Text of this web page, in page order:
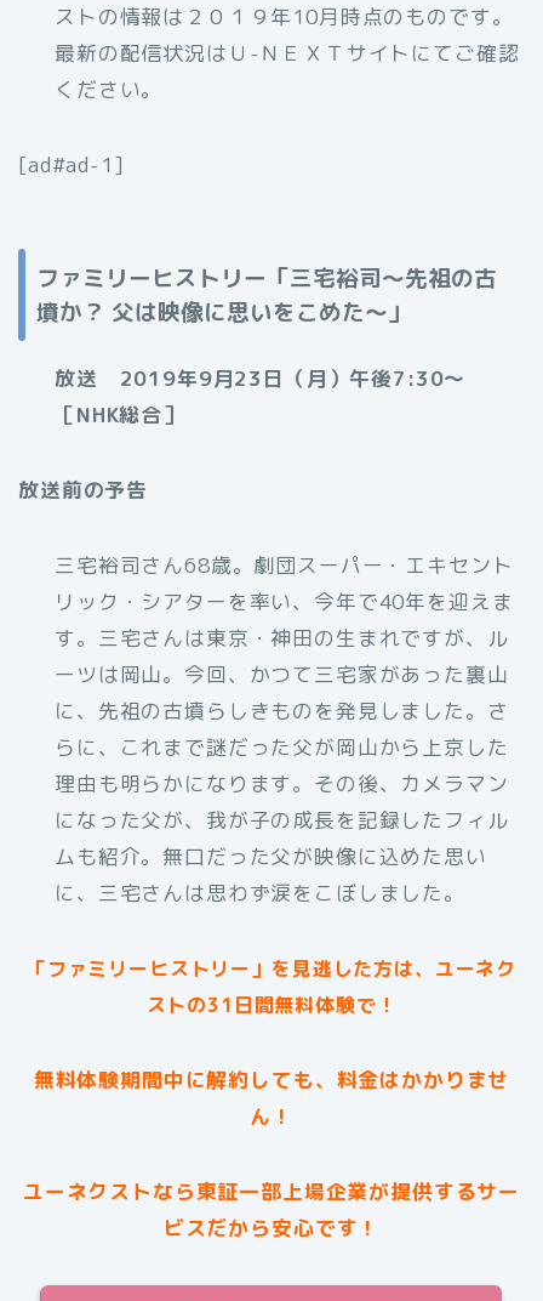
ストの情報は２０１９年10月時点のものです。
最新の配信状況はＵ-ＮＥＸＴサイトにてご確認
ください。
[ad#ad-1]
ファミリーヒストリー「三宅裕司～先祖の古
墳か？ 父は映像に思いをこめた～」
放送 2019年9月23日（月）午後7:30～
［NHK総合］
放送前の予告
三宅裕司さん68歳。劇団スーパー・エキセント
リック・シアターを率い、今年で40年を迎えま
す。三宅さんは東京・神田の生まれですが、ル
ーツは岡山。今回、かつて三宅家があった裏山
に、先祖の古墳らしきものを発見しました。さ
らに、これまで謎だった父が岡山から上京した
理由も明らかになります。その後、カメラマン
になった父が、我が子の成長を記録したフィル
ムも紹介。無口だった父が映像に込めた思い
に、三宅さんは思わず涙をこぼしました。
「ファミリーヒストリー」を見逃した方は、ユーネク
ストの31日間無料体験で！
無料体験期間中に解約しても、料金はかかりませ
ん！
ユーネクストなら東証一部上場企業が提供するサー
ビスだから安心です！